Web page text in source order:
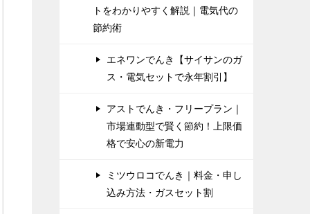
トをわかりやすく解説｜電気代の
節約術
エネワンでんき【サイサンのガ
ス・電気セットで永年割引】
アストでんき・フリープラン｜
市場連動型で賢く節約！上限価
格で安心の新電力
ミツウロコでんき｜料金・申し
込み方法・ガスセット割